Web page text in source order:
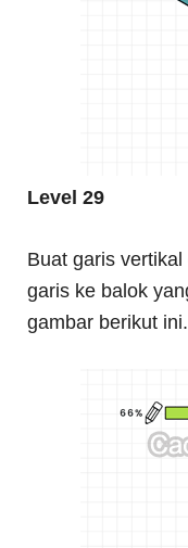
Level 29
Buat garis
garis ke balok
gambar berikut ini.